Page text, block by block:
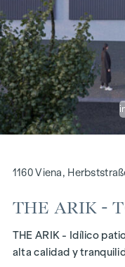
1160 Viena,
THE ARIK -
THE ARIK - Idílico
alta calidad y